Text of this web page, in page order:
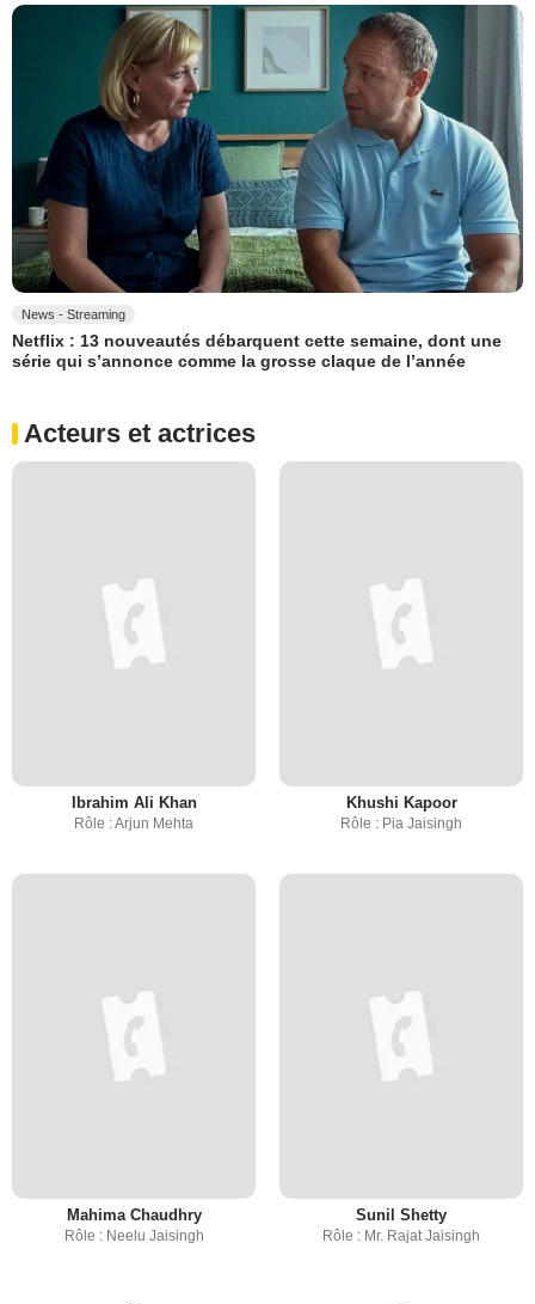
News - Streaming
Netflix : 13 nouveautés débarquent cette semaine, dont une
série qui s’annonce comme la grosse claque de l’année
Acteurs et actrices
Ibrahim Ali Khan
Rôle : Arjun Mehta
Khushi Kapoor
Rôle : Pia Jaisingh
Mahima Chaudhry
Rôle : Neelu Jaisingh
Sunil Shetty
Rôle : Mr. Rajat Jaisingh